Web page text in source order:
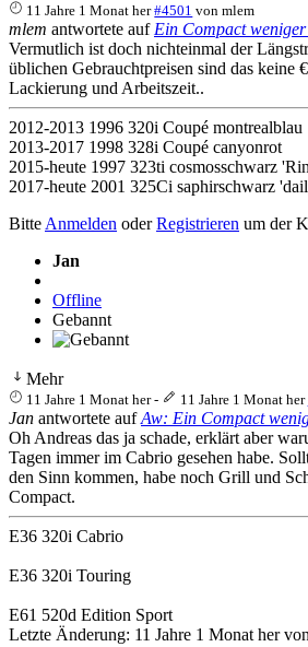
11 Jahre 1 Monat her #4501 vonmlem
mlem antwortete auf Ein Compact
Vermutlich ist doch nichteinmal der
üblichen Gebrauchtpreisen sind das keine
Lackierung und Arbeitszeit..
2012-2013 1996 320i Coupé montrealblau
2013-2017 1998 328i Coupé canyonrot
2015-heute 1997 323ti cosmosschwarz
2017-heute 2001 325Ci saphirschwarz
Bitte Anmelden oderRegistrieren um der
Jan
Offline
Gebannt
Mehr
11 Jahre 1 Monat her- 11 Jahre 1 Monat her
Jan antwortete aufAw: Ein Compact
Oh Andreas das ja schade, erklärt aber
Tagen immer im Cabrio gesehen habe.
den Sinn kommen, habe noch Grill und
Compact.
E36 320i Cabrio
E36 320i Touring
E61 520d Edition Sport
Letzte Änderung: 11 Jahre 1 Monat her von